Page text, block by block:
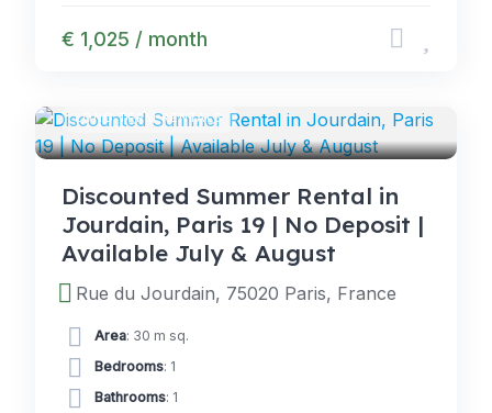
€ 1,025 / month
LONG TERM RENTALS
Discounted Summer Rental in
Jourdain, Paris 19 | No Deposit |
Available July & August
Rue du Jourdain, 75020 Paris, France
Area: 30 m sq.
Bedrooms: 1
Bathrooms: 1